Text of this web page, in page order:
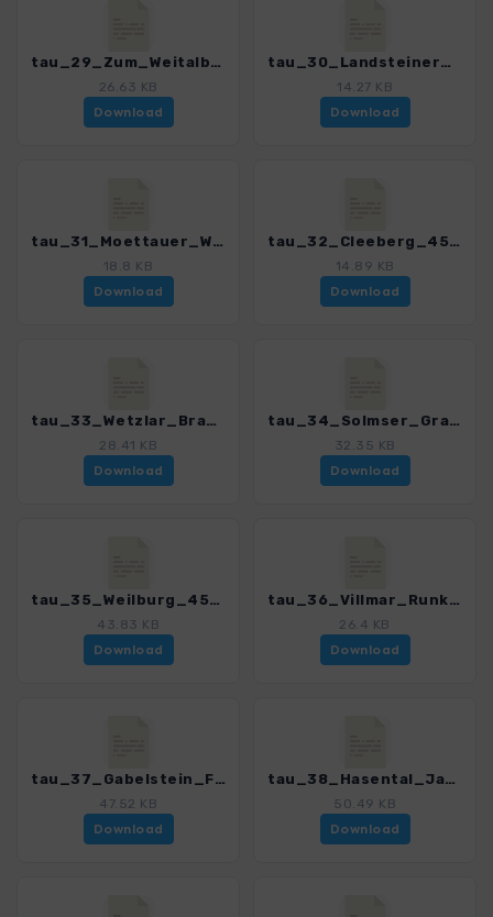
tau_29_Zum_Weitalblick_4590_6.gpx
26.63 KB
Download
tau_30_Landsteiner_Muehle_4590_6.gpx
14.27 KB
Download
tau_31_Moettauer_Weiher_4590_6.gpx
18.8 KB
Download
tau_32_Cleeberg_4590_6.gpx
14.89 KB
Download
tau_33_Wetzlar_Braunfels_4590_6.gpx
28.41 KB
Download
tau_34_Solmser_Grafen_4590_6.gpx
32.35 KB
Download
tau_35_Weilburg_4590_6.gpx
43.83 KB
Download
tau_36_Villmar_Runkel_4590_6.gpx
26.4 KB
Download
tau_37_Gabelstein_Felsennest_Wolfslei_4590_6.gpx
47.52 KB
Download
tau_38_Hasental_Jammertal_4590_6.gpx
50.49 KB
Download